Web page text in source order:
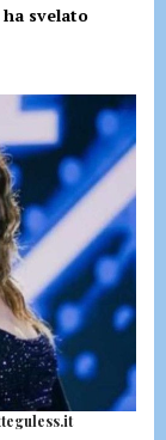
svelato